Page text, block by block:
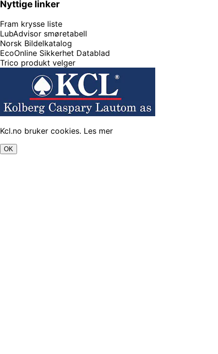
Nyttige linker
Fram krysse liste
LubAdvisor smøretabell
Norsk Bildelkatalog
EcoOnline Sikkerhet Datablad
Trico produkt velger
Kcl.no bruker cookies. Les mer
OK